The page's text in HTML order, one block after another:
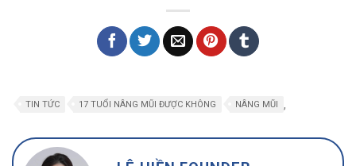
TIN TỨC 17 TUỔI NÂNG MŨI ĐƯỢC KHÔNG ,
NÂNG MŨI